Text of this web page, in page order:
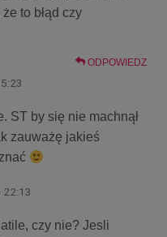
to błąd czy
ODPOWIEDZ
ST by się nie machnął
zauważę jakieś
czy nie? Jesli